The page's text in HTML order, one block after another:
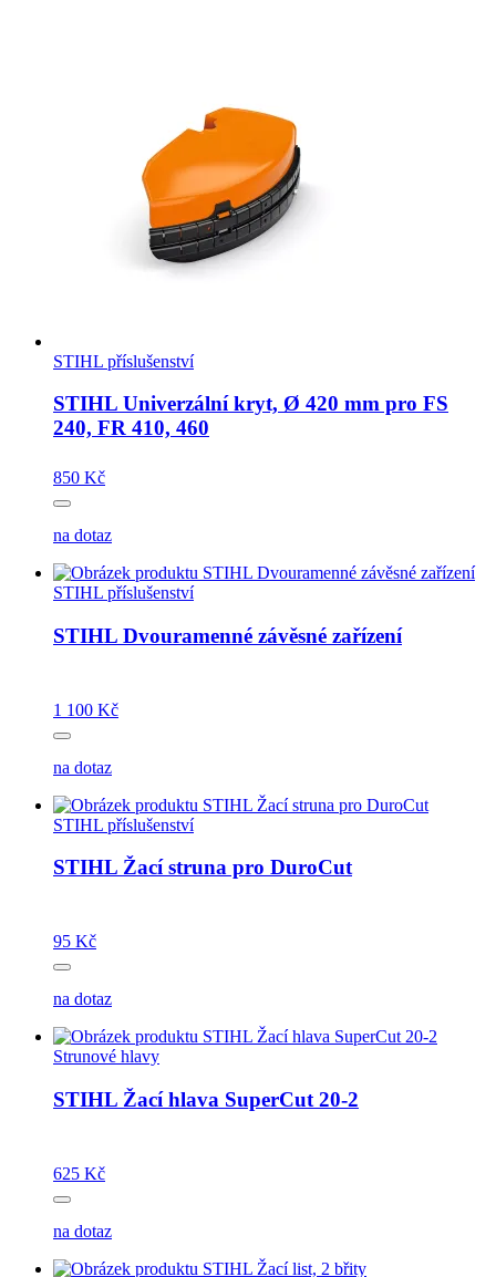
STIHL příslušenství
STIHL Univerzální kryt, Ø 420 mm pro FS
240, FR 410, 460
850 Kč
na dotaz
STIHL příslušenství
STIHL Dvouramenné závěsné zařízení
1 100 Kč
na dotaz
STIHL příslušenství
STIHL Žací struna pro DuroCut
95 Kč
na dotaz
Strunové hlavy
STIHL Žací hlava SuperCut 20-2
625 Kč
na dotaz